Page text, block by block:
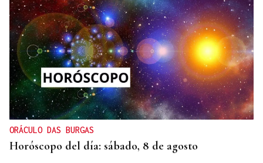
ORÁCULO DAS BURGAS
Horóscopo del día: sábado, 8 de agosto